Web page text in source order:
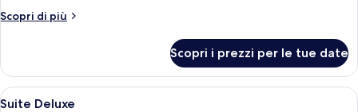
letto
Scopri di più
Altri
Superior,
letto
Scopri i prezzi per le tue date
Apri
Una moderna camera d'hotel con
5
Suite Deluxe